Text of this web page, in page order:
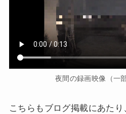
夜間の録画映像（一
こちらもブログ掲載にあた